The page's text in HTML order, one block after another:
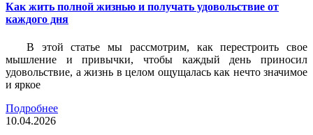
Как жить полной жизнью и получать удовольствие от
каждого дня
В этой статье мы рассмотрим, как перестроить свое
мышление и привычки, чтобы каждый день приносил
удовольствие, а жизнь в целом ощущалась как нечто значимое
и яркое
Подробнее
10.04.2026